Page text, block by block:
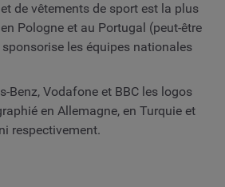
de vêtements de sport est la plus
Pologne et au Portugal (peut-être
sponsorise les équipes nationales
Benz, Vodafone et BBC les logos
en Allemagne, en Turquie et
respectivement.